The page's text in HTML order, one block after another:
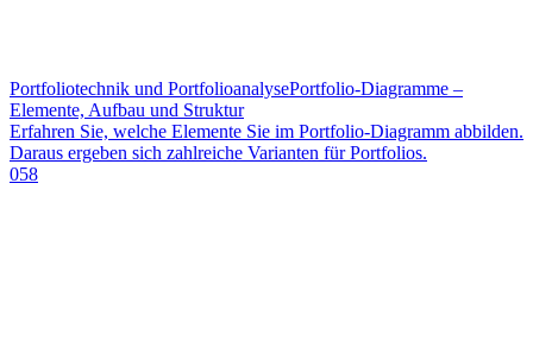
Portfoliotechnik und PortfolioanalysePortfolio-Diagramme –
Elemente, Aufbau und Struktur
Erfahren Sie, welche Elemente Sie im Portfolio-Diagramm abbilden.
Daraus ergeben sich zahlreiche Varianten für Portfolios.
058